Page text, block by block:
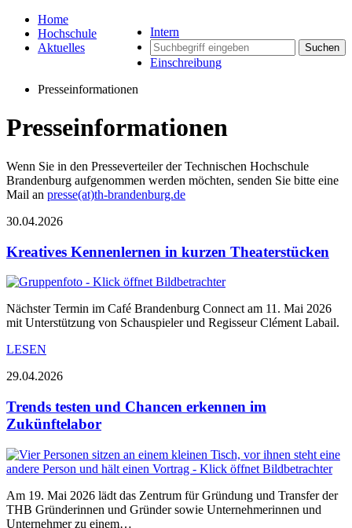
Intern
Suchen
Einschreibung
Home
Hochschule
Aktuelles
Presseinformationen
Presseinformationen
Wenn Sie in den Presseverteiler der Technischen Hochschule
Brandenburg aufgenommen werden möchten, senden Sie bitte eine
Mail an presse(at)th-brandenburg.de
30.04.2026
Kreatives Kennenlernen in kurzen Theaterstücken
Nächster Termin im Café Brandenburg Connect am 11. Mai 2026
mit Unterstützung von Schauspieler und Regisseur Clément Labail.
LESEN
29.04.2026
Trends testen und Chancen erkennen im
Zukünftelabor
Am 19. Mai 2026 lädt das Zentrum für Gründung und Transfer der
THB Gründerinnen und Gründer sowie Unternehmerinnen und
Unternehmer zu einem…